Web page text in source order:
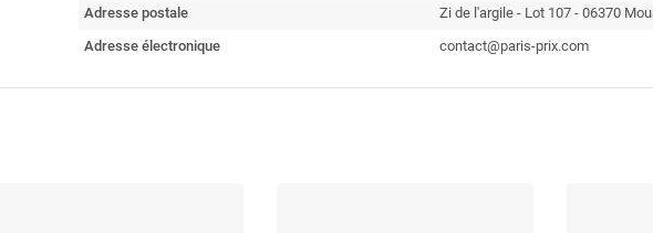
Adresse postale
Zi de l'argile - Lot 107 - 06370
Adresse électronique
contact@paris-prix.com